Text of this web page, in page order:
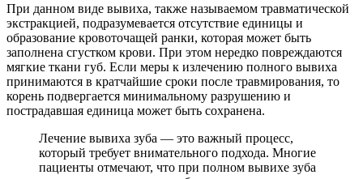
При данном виде вывиха, также называемом травматической
экстракцией, подразумевается отсутствие единицы и
образование кровоточащей ранки, которая может быть
заполнена сгустком крови. При этом нередко повреждаются
мягкие ткани губ. Если меры к излечению полного вывиха
принимаются в кратчайшие сроки после травмирования, то
корень подвергается минимальному разрушению и
пострадавшая единица может быть сохранена.
Лечение вывиха зуба — это важный процесс,
который требует внимательного подхода. Многие
пациенты отмечают, что при полном вывихе зуба